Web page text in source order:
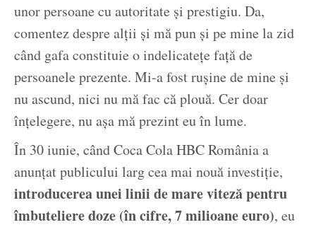
unor persoane cu autoritate și prestigiu. Da,
comentez despre alții și mă pun și pe mine la zid
când gafa constituie o indelicatețe față de
persoanele prezente. Mi-a fost rușine de mine și
nu ascund, nici nu mă fac că plouă. Cer doar
înțelegere, nu așa mă prezint eu în lume.
În 30 iunie, când Coca Cola HBC România a
anunțat publicului larg cea mai nouă investiție,
introducerea unei linii de mare viteză pentru
îmbuteliere doze (în cifre, 7 milioane euro), eu